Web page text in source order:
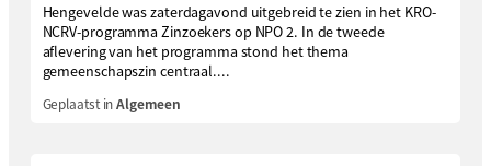
Hengevelde was zaterdagavond uitgebreid te zien in het KRO-
NCRV-programma Zinzoekers op NPO 2. In de tweede
aflevering van het programma stond het thema
gemeenschapszin centraal....
Geplaatst inAlgemeen